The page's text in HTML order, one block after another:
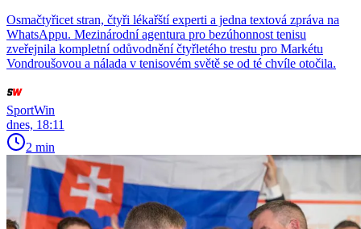
Osmačtyřicet stran, čtyři lékařští experti a jedna textová zpráva na
WhatsAppu. Mezinárodní agentura pro bezúhonnost tenisu
zveřejnila kompletní odůvodnění čtyřletého trestu pro Markétu
Vondroušovou a nálada v tenisovém světě se od té chvíle otočila.
SportWin
dnes, 18:11
2 min